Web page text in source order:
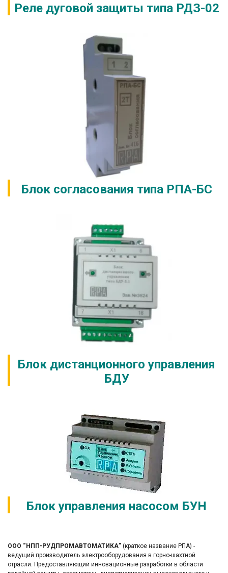
Реле дуговой защиты типа РДЗ-02
Блок согласования типа РПА-БС
Блок дистанционного управления
БДУ
Блок управления насосом БУН
ООО “НПП-РУДПРОМАВТОМАТИКА” (краткое название РПА) -
ведущий производитель электрооборудования в горно-шахтной
отрасли. Предоставляющий инновационные разработки в области